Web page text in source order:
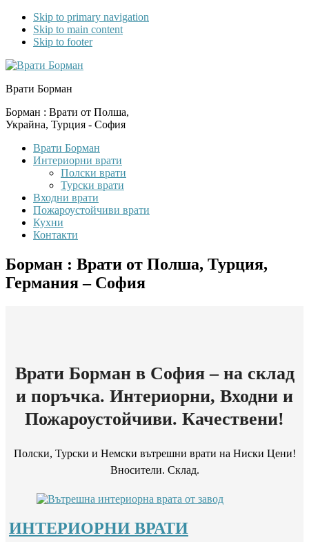
Skip to primary navigation
Skip to main content
Skip to footer
Врати Борман
Борман : Врати от Полша,
Украйна, Турция - София
Врати Борман
Интериорни врати
Полски врати
Турски врати
Входни врати
Пожароустойчиви врати
Кухни
Контакти
Борман : Врати от Полша, Турция,
Германия – София
Врати Борман в София – на склад
и поръчка. Интериорни, Входни и
Пожароустойчиви. Качествени!
Полски, Турски и Немски вътрешни врати на Ниски Цени!
Вносители. Склад.
ИНТЕРИОРНИ ВРАТИ